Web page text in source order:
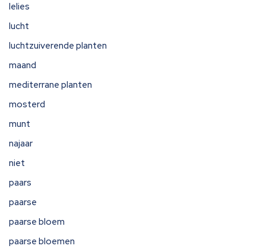
lelies
lucht
luchtzuiverende planten
maand
mediterrane planten
mosterd
munt
najaar
niet
paars
paarse
paarse bloem
paarse bloemen